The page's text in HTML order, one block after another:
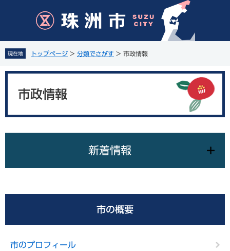
先
頭
で
を
飛
ば
現在地 トップページ > 分類でさがす > 市政情報
市政情報
新着情報
市の概要
市のプロフィール